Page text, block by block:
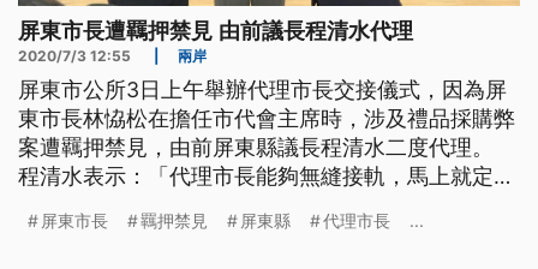
屏東市長遭羈押禁見 由前議長程清水代理
2020/7/3 12:55 兩岸
屏東市公所3日上午舉辦代理市長交接儀式，因為屏
東市長林恊松在擔任市代會主席時，涉及禮品採購弊
案遭羈押禁見，由前屏東縣議長程清水二度代理。
程清水表示：「代理市長能夠無縫接軌，馬上就定
以(縣長)認為我是無縫接軌最適當的人選，他就來拜
屏東市長 羈押禁見 屏東縣 代理市長 ...